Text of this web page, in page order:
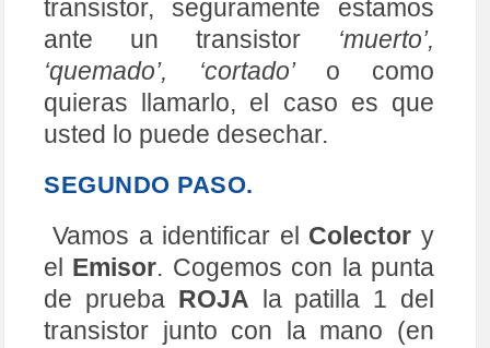
que hagan contacto los tres, como
se aprecia en la figura 6 y la punta
NEGRAen la patilla 3 (estos dos,
sin tocarlos con las manos), el
polímetro muestra que no hay
paso de corriente o muy poca
punta de nuestra lenguaa la
patilla libre, patilla 2 del transistor
y observamos que el polímetro, ¡si
se desplaza!, nos indica la